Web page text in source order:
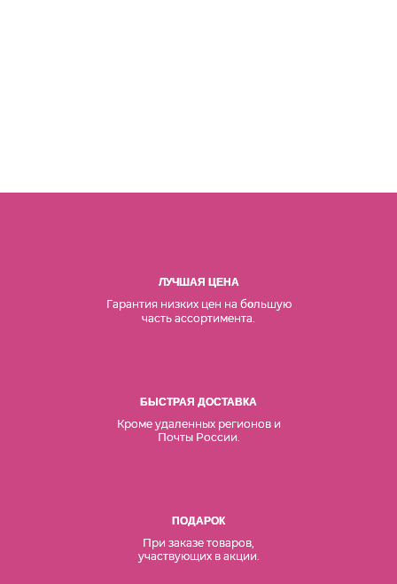
ЛУЧШАЯ ЦЕНА
Гарантия низких цен на большую
часть ассортимента.
БЫСТРАЯ ДОСТАВКА
Кроме удаленных регионов и
Почты России.
ПОДАРОК
При заказе товаров,
участвующих в акции.